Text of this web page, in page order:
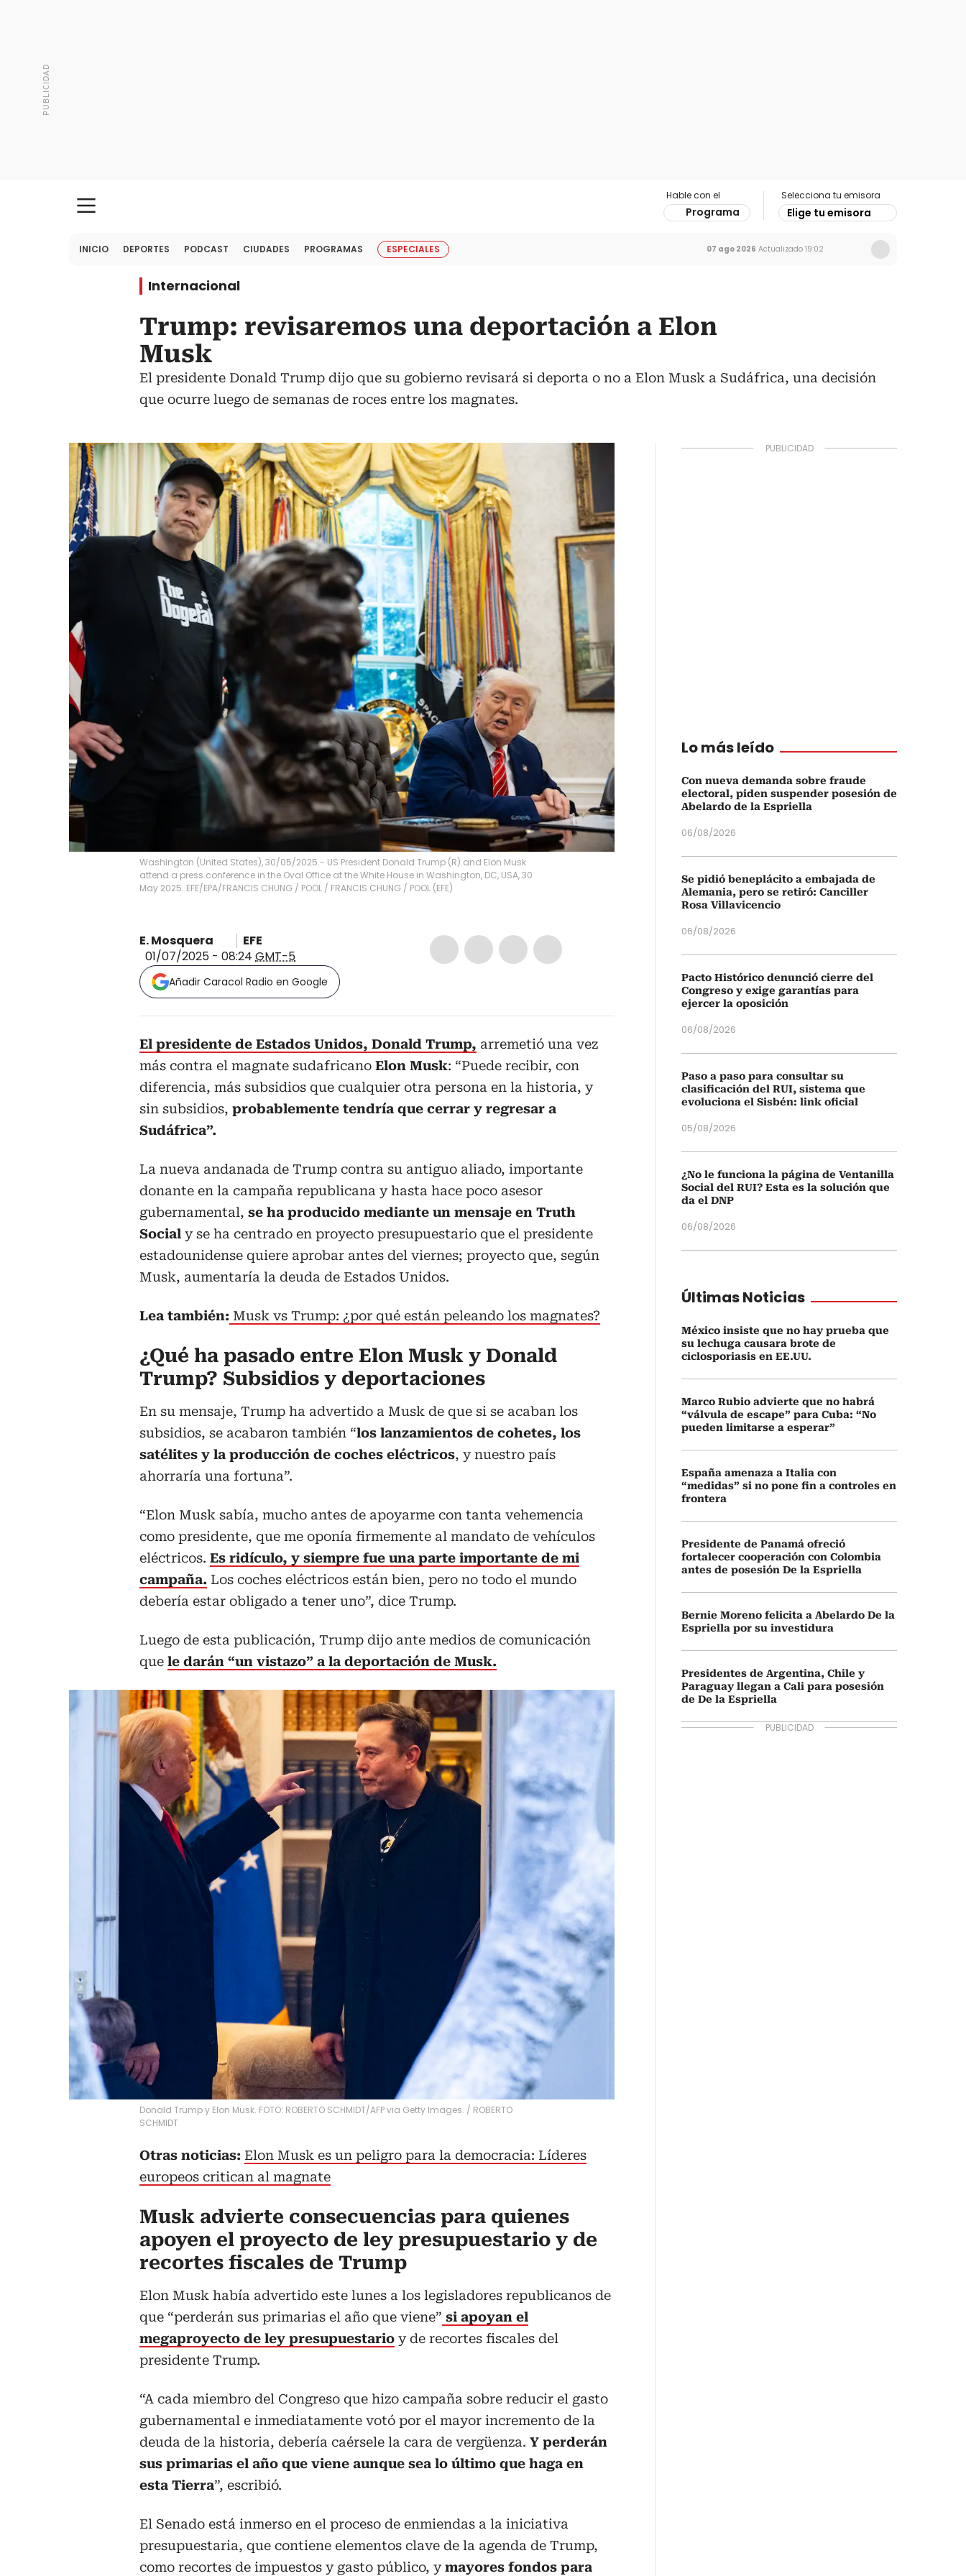
Hable con el
Programa
Selecciona tu emisora
Elige tu emisora
INICIO DEPORTES PODCAST CIUDADES PROGRAMAS ESPECIALES 07 ago 2026 Actualizado 19:02
Internacional
Trump: revisaremos una deportación a Elon
Musk
El presidente Donald Trump dijo que su gobierno revisará si deporta o no a Elon Musk a Sudáfrica, una decisión
que ocurre luego de semanas de roces entre los magnates.
Washington (United States), 30/05/2025.- US President Donald Trump (R) and Elon Musk
attend a press conference in the Oval Office at the White House in Washington, DC, USA, 30
May 2025. EFE/EPA/FRANCIS CHUNG / POOL / FRANCIS CHUNG / POOL (EFE)
E. Mosquera
EFE
01/07/2025 - 08:24 GMT-5
Añadir Caracol Radio en Google
El presidente de Estados Unidos, Donald Trump, arremetió una vez
más contra el magnate sudafricano Elon Musk: “Puede recibir, con
diferencia, más subsidios que cualquier otra persona en la historia, y
sin subsidios, probablemente tendría que cerrar y regresar a
Sudáfrica”.
La nueva andanada de Trump contra su antiguo aliado, importante
donante en la campaña republicana y hasta hace poco asesor
gubernamental, se ha producido mediante un mensaje en Truth
Social y se ha centrado en proyecto presupuestario que el presidente
estadounidense quiere aprobar antes del viernes; proyecto que, según
Musk, aumentaría la deuda de Estados Unidos.
Lea también: Musk vs Trump: ¿por qué están peleando los magnates?
¿Qué ha pasado entre Elon Musk y Donald
Trump? Subsidios y deportaciones
En su mensaje, Trump ha advertido a Musk de que si se acaban los
subsidios, se acabaron también “los lanzamientos de cohetes, los
satélites y la producción de coches eléctricos, y nuestro país
ahorraría una fortuna”.
“Elon Musk sabía, mucho antes de apoyarme con tanta vehemencia
como presidente, que me oponía firmemente al mandato de vehículos
eléctricos. Es ridículo, y siempre fue una parte importante de mi
campaña. Los coches eléctricos están bien, pero no todo el mundo
debería estar obligado a tener uno”, dice Trump.
Luego de esta publicación, Trump dijo ante medios de comunicación
que le darán “un vistazo” a la deportación de Musk.
Donald Trump y Elon Musk. FOTO: ROBERTO SCHMIDT/AFP via Getty Images. / ROBERTO
SCHMIDT
Otras noticias: Elon Musk es un peligro para la democracia: Líderes
europeos critican al magnate
Musk advierte consecuencias para quienes
apoyen el proyecto de ley presupuestario y de
recortes fiscales de Trump
Elon Musk había advertido este lunes a los legisladores republicanos de
que “perderán sus primarias el año que viene” si apoyan el
megaproyecto de ley presupuestario y de recortes fiscales del
presidente Trump.
“A cada miembro del Congreso que hizo campaña sobre reducir el gasto
gubernamental e inmediatamente votó por el mayor incremento de la
deuda de la historia, debería caérsele la cara de vergüenza. Y perderán
sus primarias el año que viene aunque sea lo último que haga en
esta Tierra”, escribió.
El Senado está inmerso en el proceso de enmiendas a la iniciativa
presupuestaria, que contiene elementos clave de la agenda de Trump,
como recortes de impuestos y gasto público, ymayores fondos para
Lo más leído
Con nueva demanda sobre fraude
electoral, piden suspender posesión de
Abelardo de la Espriella
06/08/2026
Se pidió beneplácito a embajada de
Alemania, pero se retiró: Canciller
Rosa Villavicencio
06/08/2026
Pacto Histórico denunció cierre del
Congreso y exige garantías para
ejercer la oposición
06/08/2026
Paso a paso para consultar su
clasificación del RUI, sistema que
evoluciona el Sisbén: link oficial
05/08/2026
¿No le funciona la página de Ventanilla
Social del RUI? Esta es la solución que
da el DNP
06/08/2026
Últimas Noticias
México insiste que no hay prueba que
su lechuga causara brote de
ciclosporiasis en EE.UU.
Marco Rubio advierte que no habrá
“válvula de escape” para Cuba: “No
pueden limitarse a esperar”
España amenaza a Italia con
“medidas” si no pone fin a controles en
frontera
Presidente de Panamá ofreció
fortalecer cooperación con Colombia
antes de posesión De la Espriella
Bernie Moreno felicita a Abelardo De la
Espriella por su investidura
Presidentes de Argentina, Chile y
Paraguay llegan a Cali para posesión
de De la Espriella